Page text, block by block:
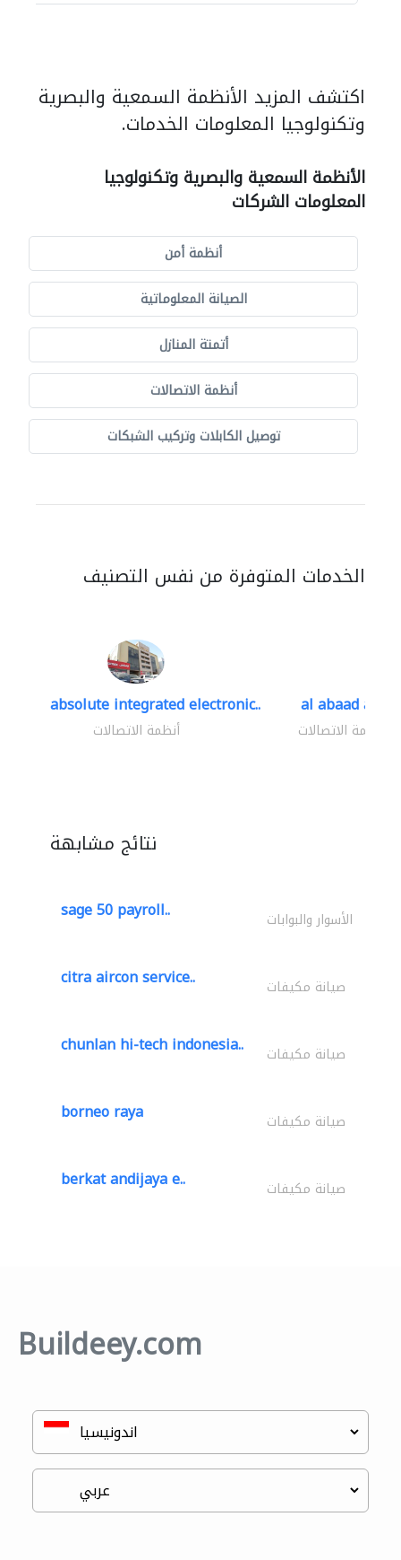
اكتشف المزيد الأنظمة السمعية والبصرية
وتكنولوجيا المعلومات الخدمات.
الأنظمة السمعية والبصرية وتكنولوجيا
المعلومات الشركات
أنظمة أمن
الصيانة المعلوماتية
أتمتة المنازل
أنظمة الاتصالات
توصيل الكابلات وتركيب الشبكات
الخدمات المتوفرة من نفس التصنيف
absolute integrated electronic..
أنظمة الاتصالات
al abaad al..
أنظمة الاتصالات
نتائج مشابهة
sage 50 payroll.. الأسوار والبوابات
citra aircon service.. صيانة مكيفات
chunlan hi-tech indonesia.. صيانة مكيفات
borneo raya صيانة مكيفات
berkat andijaya e.. صيانة مكيفات
Buildeey.com